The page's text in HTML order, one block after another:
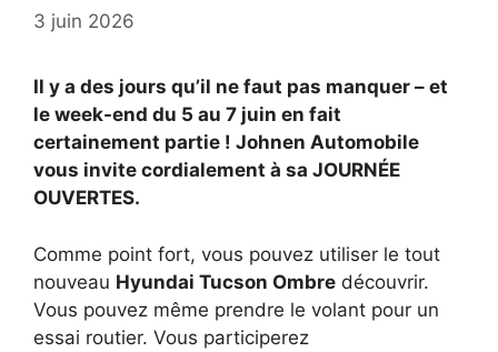
3 juin 2026
Il y a des jours qu’il ne faut pas manquer – et
le week-end du 5 au 7 juin en fait
certainement partie ! Johnen Automobile
vous invite cordialement à sa JOURNÉE
OUVERTES.
Comme point fort, vous pouvez utiliser le tout
nouveau Hyundai Tucson Ombre découvrir.
Vous pouvez même prendre le volant pour un
essai routier. Vous participerez